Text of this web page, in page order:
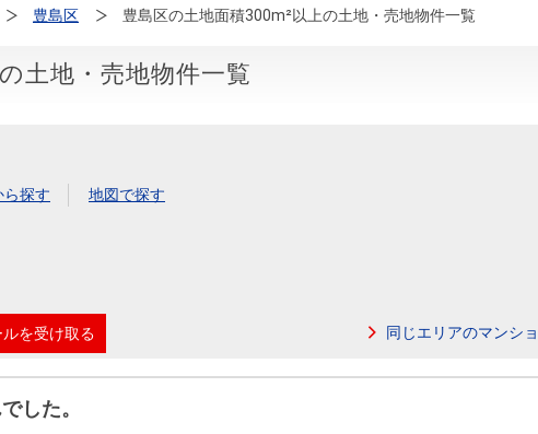
新築・中古一戸建てを探す
売却相談
豊島区 豊島区の土地面積300m²以上の土地・売地物件一覧
土地・売地物件一覧
ら探す 地図で探す
を受け取る 同じエリアのマンシ
した。